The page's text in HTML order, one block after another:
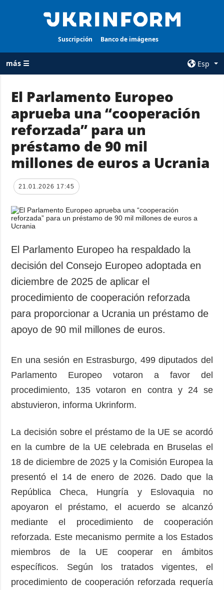
Suscripción Banco de imágenes
más ☰
Esp
TODAS LAS
CATEGORÍAS
Guerra
Reconstrucción
de Ucrania
Política
Economía
Defensa
Sociedad y
Deportes
Crimen
Desastres y
emergencias
AGENCIA
sobre la agencia
contacto
condiciones de
suscripción
privacidad y
protección de
ADICIONAL
Podcasts
Video
SERVICIOS
Suscripción
imágenes
El Parlamento Europeo
aprueba una “cooperación
reforzada” para un
préstamo de 90 mil
millones de euros a Ucrania
21.01.2026 17:45
El Parlamento Europeo ha respaldado la
decisión del Consejo Europeo adoptada en
diciembre de 2025 de aplicar el
procedimiento de cooperación reforzada
para proporcionar a Ucrania un préstamo de
apoyo de 90 mil millones de euros.
En una sesión en Estrasburgo, 499 diputados del
Parlamento Europeo votaron a favor del
procedimiento, 135 votaron en contra y 24 se
abstuvieron, informa Ukrinform.
La decisión sobre el préstamo de la UE se acordó
en la cumbre de la UE celebrada en Bruselas el
18 de diciembre de 2025 y la Comisión Europea la
presentó el 14 de enero de 2026. Dado que la
República Checa, Hungría y Eslovaquia no
apoyaron el préstamo, el acuerdo se alcanzó
mediante el procedimiento de cooperación
reforzada. Este mecanismo permite a los Estados
miembros de la UE cooperar en ámbitos
específicos. Según los tratados vigentes, el
procedimiento de cooperación reforzada requería